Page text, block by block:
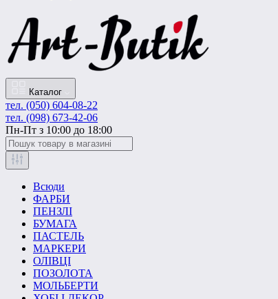
Каталог
тел. (050) 604-08-22
тел. (098) 673-42-06
Пн-Пт з 10:00 до 18:00
Всюди
ФАРБИ
ПЕНЗЛІ
БУМАГА
ПАСТЕЛЬ
МАРКЕРИ
ОЛІВЦІ
ПОЗОЛОТА
МОЛЬБЕРТИ